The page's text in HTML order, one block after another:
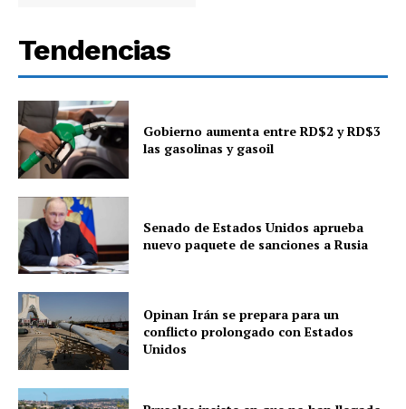
Tendencias
Gobierno aumenta entre RD$2 y RD$3
las gasolinas y gasoil
Senado de Estados Unidos aprueba
nuevo paquete de sanciones a Rusia
Opinan Irán se prepara para un
conflicto prolongado con Estados
Unidos